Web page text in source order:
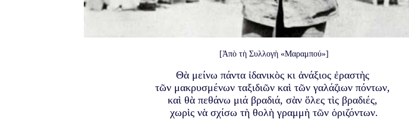
[Ἀπὸ τὴ Συλλογὴ «Μαραμπού»]
Θὰ μείνω πάντα ἰδανικὸς κι ἀνάξιος ἐραστὴς
τῶν μακρυσμένων ταξιδιῶν καὶ τῶν γαλάζιων πόντων,
καὶ θὰ πεθάνω μιά βραδιά, σὰν ὅλες τὶς βραδιές,
χωρὶς νὰ σχίσω τὴ θολὴ γραμμὴ τῶν ὁριζόντων.